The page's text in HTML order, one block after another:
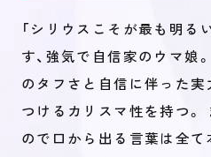
「シリウスこそが最も明る
す、強気で自信家のウマ娘
のタフさと自信に伴った実
つけるカリスマ性を持つ。
ので口から出る言葉は全て